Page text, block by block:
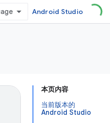
Android Studio
本页内容
当前版本的
Android Studio